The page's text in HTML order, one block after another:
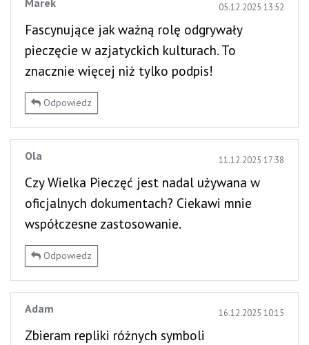
Marek 05.12.2025 13:52
Fascynujące jak ważną rolę odgrywały
pieczęcie w azjatyckich kulturach. To
znacznie więcej niż tylko podpis!
Odpowiedz
Ola 11.12.2025 17:38
Czy Wielka Pieczęć jest nadal używana w
oficjalnych dokumentach? Ciekawi mnie
współczesne zastosowanie.
Odpowiedz
Adam 16.12.2025 10:15
Zbieram repliki różnych symboli